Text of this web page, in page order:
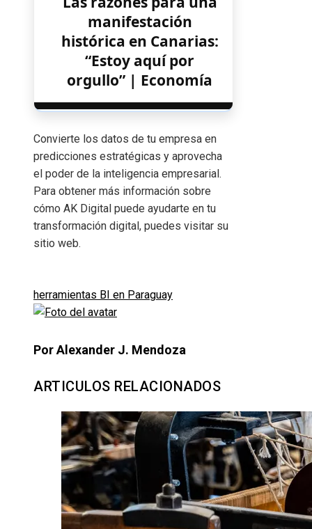
manifestación
histórica en Canarias:
“Estoy aquí por
orgullo” | Economía
Convierte los datos de tu empresa en
predicciones estratégicas y aprovecha
el poder de la inteligencia empresarial.
Para obtener más información sobre
cómo AK Digital puede ayudarte en tu
transformación digital, puedes visitar su
sitio web.
herramientas BI en Paraguay
Por Alexander J. Mendoza
ARTICULOS RELACIONADOS